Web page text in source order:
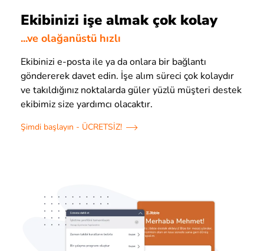
Ekibinizi işe almak çok kolay
...ve olağanüstü hızlı
Ekibinizi e-posta ile ya da onlara bir bağlantı
göndererek davet edin. İşe alım süreci çok kolaydır
ve takıldığınız noktalarda güler yüzlü müşteri destek
ekibimiz size yardımcı olacaktır.
Şimdi başlayın - ÜCRETSİZ!